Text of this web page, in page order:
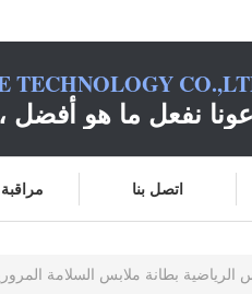
TECHNOLOGY
نفعل ما هو أفضل ،
اتصل بنا